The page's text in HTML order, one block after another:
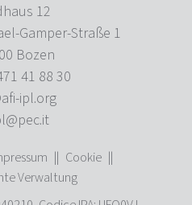
12
Gamper-Straße 1
Bozen
41 88 30
ipl.org
|| Cookie ||
Verwaltung